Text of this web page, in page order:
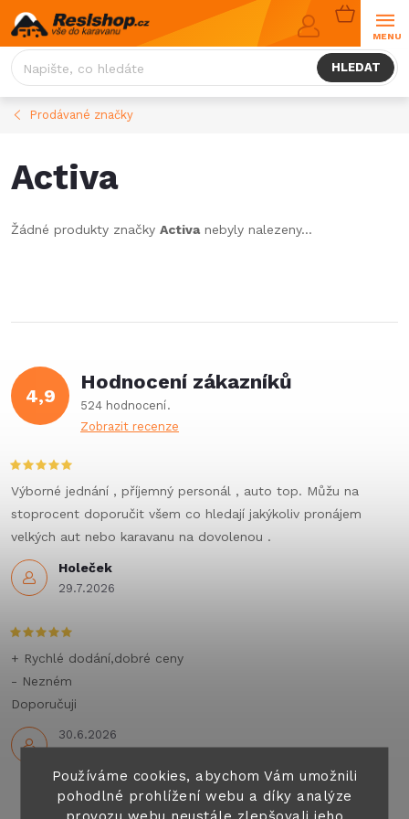
Používáme cookies, abychom Vám umožnili
pohodlné prohlížení webu a díky analýze
provozu webu neustále zlepšovali jeho
Přejít
na
obsah
HLEDAT
NÁKUPNÍ
KOŠÍK
Prodávané značky
Activa
Žádné produkty značky Activanebyly nalezeny...
4,9
Hodnocení zákazníků
524 hodnocení
Zobrazit recenze
Holeček
29.7.2026
Výborné jednání , příjemný personál , auto top. Můžu na
stoprocent doporučit všem co hledají jakýkoliv pronájem
velkých aut nebo karavanu na dovolenou .
30.6.2026
+ Rychlé dodání,dobré ceny
- Nezném
Doporučuji